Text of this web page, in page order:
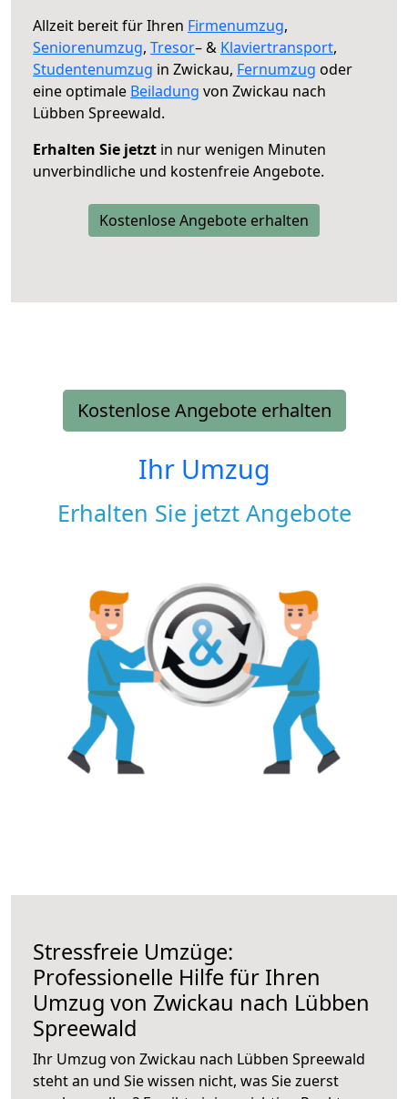
Allzeit bereit für Ihren Firmenumzug,
Seniorenumzug, Tresor– & Klaviertransport,
Studentenumzug in Zwickau, Fernumzug oder
eine optimale Beiladung von Zwickau nach
Lübben Spreewald.
Erhalten Sie jetzt in nur wenigen Minuten
unverbindliche und kostenfreie Angebote.
Kostenlose Angebote erhalten
Kostenlose Angebote erhalten
Ihr Umzug
Erhalten Sie jetzt Angebote
Stressfreie Umzüge:
Professionelle Hilfe für Ihren
Umzug von Zwickau nach Lübben
Spreewald
Ihr Umzug von Zwickau nach Lübben Spreewald
steht an und Sie wissen nicht, was Sie zuerst